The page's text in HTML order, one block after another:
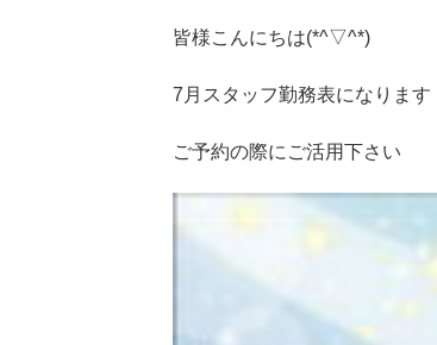
皆様こんにちは(*^▽^*)
7月スタッフ勤務表になります
ご予約の際にご活用下さい